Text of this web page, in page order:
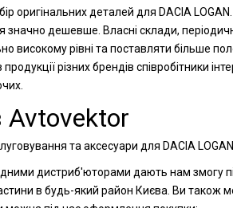
деталей для DACIA
дешевше. Власні склади,
високому рівні та поставляти більше
різних брендів співробітники
Avtovektor
та аксесуари для DACIA
дистриб'юторами дають нам змогу
в будь-який район Києва. Ви